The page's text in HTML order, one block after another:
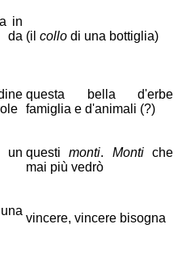
in
da (il collo di una bottiglia)
questa bella d'erbe
famiglia e d'animali (?)
un questimonti. Montiche
mai più vedrò
vincere, vincere bisogna